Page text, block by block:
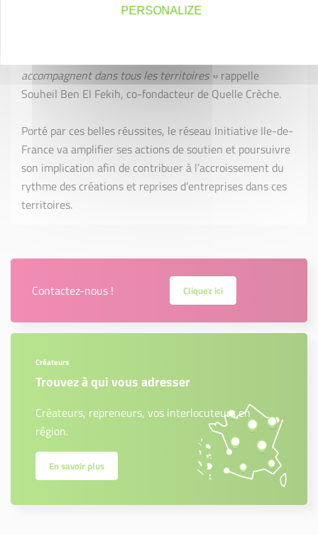
« Nous voulons montrer que c’est possible
accompagnent dans tous les territoires » rappelle
Souheil Ben El Fekih, co-fondacteur de Quelle Crèche.
Porté par ces belles réussites, le réseau Initiative Ile-de-
France va amplifier ses actions de soutien et poursuivre
son implication afin de contribuer à l’accroissement du
rythme des créations et reprises d’entreprises dans ces
territoires.
Contactez-nous ! Cliquez ici
Créateurs
Trouvez à qui vous adresser
Créateurs, repreneurs, vos interlocuteurs en
région.
En savoir plus
PERSONALIZE